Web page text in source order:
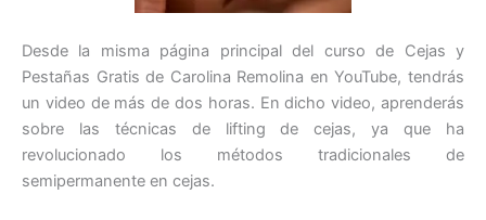
Desde la misma página principal del curso de Cejas y
Pestañas Gratis de Carolina Remolina en YouTube, tendrás
un video de más de dos horas. En dicho video, aprenderás
sobre las técnicas de lifting de cejas, ya que ha
revolucionado los métodos tradicionales de
semipermanente en cejas.